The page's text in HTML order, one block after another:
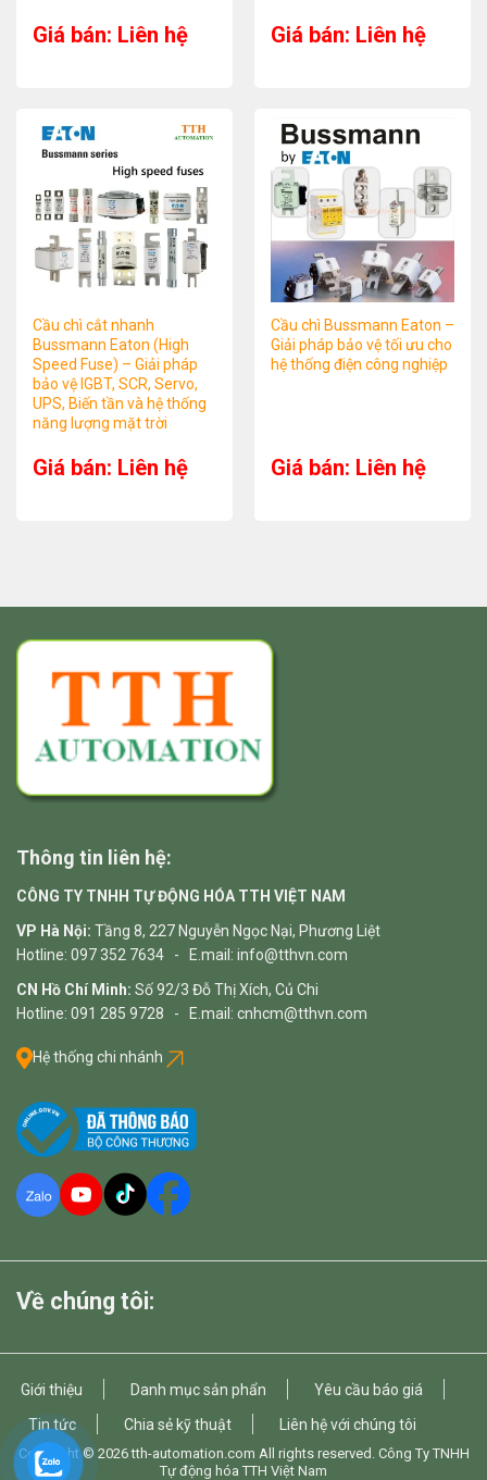
Giá bán: Liên hệ Giá bán: Liên hệ
Cầu chì cắt nhanh
Bussmann Eaton (High
Speed Fuse) – Giải pháp
bảo vệ IGBT, SCR, Servo,
UPS, Biến tần và hệ thống
năng lượng mặt trời
Giá bán: Liên hệ
Cầu chì Bussmann Eaton –
Giải pháp bảo vệ tối ưu cho
hệ thống điện công nghiệp
Giá bán: Liên hệ
Thông tin liên hệ:
CÔNG TY TNHH TỰ ĐỘNG HÓA TTH VIỆT NAM
VP Hà Nội: Tầng 8, 227 Nguyễn Ngọc Nại, Phương Liệt
Hotline: 097 352 7634 - E.mail: info@tthvn.com
CN Hồ Chí Minh: Số 92/3 Đỗ Thị Xích, Củ Chi
Hotline: 091 285 9728 - E.mail: cnhcm@tthvn.com
Hệ thống chi nhánh
Về chúng tôi:
Giới thiệu Danh mục sản phẩn
Yêu cầu báo giá
Tin tức
Chia sẻ kỹ thuật Liên hệ với chúng tôi
Copyright © 2026tth-automation.com All rights reserved. Công Ty TNHH
Tự động hóa TTH Việt Nam